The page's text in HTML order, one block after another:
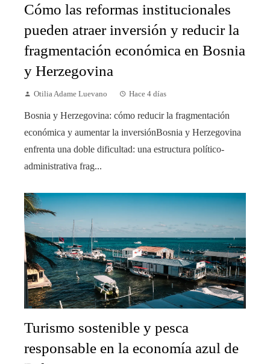
Cómo las reformas institucionales
pueden atraer inversión y reducir la
fragmentación económica en Bosnia
y Herzegovina
Otilia Adame Luevano Hace 4 días
Bosnia y Herzegovina: cómo reducir la fragmentación
económica y aumentar la inversiónBosnia y Herzegovina
enfrenta una doble dificultad: una estructura político-
administrativa frag...
Turismo sostenible y pesca
responsable en la economía azul de